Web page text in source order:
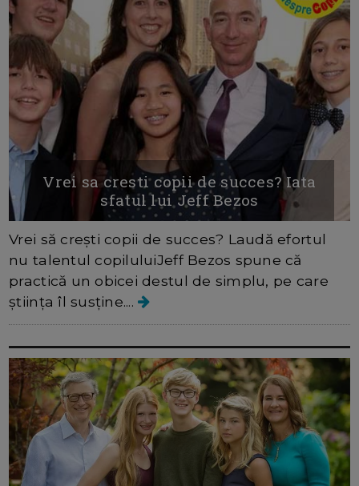
Vrei sa cresti copii de succes? Iata
sfatul lui Jeff Bezos
Vrei să crești copii de succes? Laudă efortul
nu talentul copiluluiJeff Bezos spune că
practică un obicei destul de simplu, pe care
știința îl susține....